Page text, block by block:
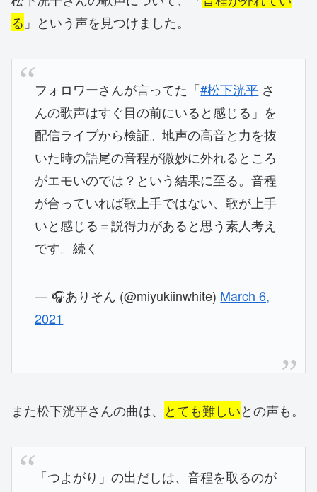
る 」という声を見つけました。
フォロワーさんが言ってた「#松下洸平 さ
んの歌声はすぐ目の前にいると感じる」を
配信ライブから検証。地声の高音と力を抜
いた時の語尾の音程が微妙に外れるところ
がエモいのでは？という結果に至る。音程
が合っていれば歌上手ではない、歌が上手
いと感じる＝説得力があると思う素人考え
です。続く
— 🎧ありそん (@miyukiinwhite) March 6,
2021
また松下洸平さんの曲は、 とても難しいとの声も。
「つよがり」の出だしは、音程を取るのが